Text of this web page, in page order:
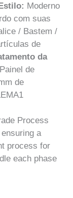
Estilo: Moderno
com suas
/ Bastem /
de
da
de
de
Process
a
process for
each phase